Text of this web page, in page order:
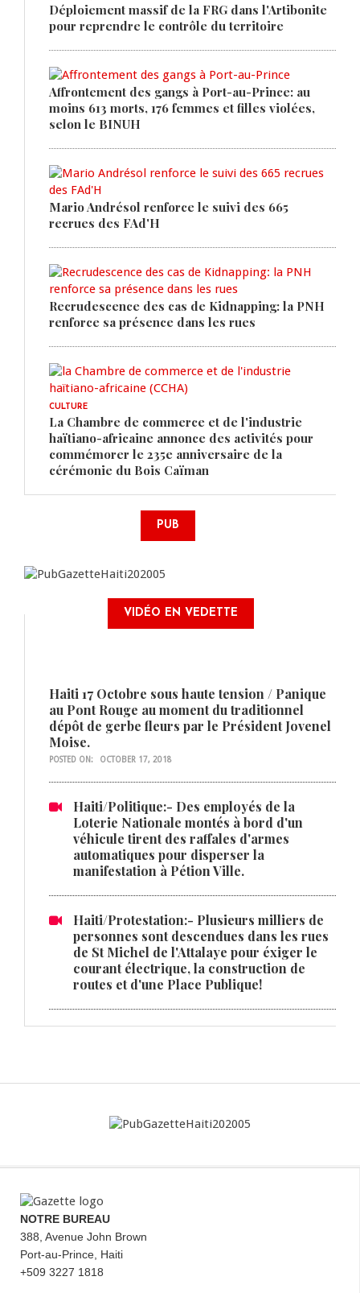
Déploiement massif de la FRG dans l'Artibonite
pour reprendre le contrôle du territoire
Affrontement des gangs à Port-au-Prince: au
moins 613 morts, 176 femmes et filles violées,
selon le BINUH
Mario Andrésol renforce le suivi des 665
recrues des FAd'H
Recrudescence des cas de Kidnapping: la PNH
renforce sa présence dans les rues
CULTURE
La Chambre de commerce et de l'industrie
haïtiano-africaine annonce des activités pour
commémorer le 235e anniversaire de la
cérémonie du Bois Caïman
PUB
VIDÉO EN VEDETTE
Haiti 17 Octobre sous haute tension / Panique
au Pont Rouge au moment du traditionnel
dépôt de gerbe fleurs par le Président Jovenel
Moise.
POSTED ON: OCTOBER 17, 2018
Haiti/Politique:- Des employés de la
Loterie Nationale montés à bord d'un
véhicule tirent des raffales d'armes
automatiques pour disperser la
manifestation à Pétion Ville.
Haiti/Protestation:- Plusieurs milliers de
personnes sont descendues dans les rues
de St Michel de l'Attalaye pour éxiger le
courant électrique, la construction de
routes et d'une Place Publique!
NOTRE BUREAU
388, Avenue John Brown
Port-au-Prince, Haiti
+509 3227 1818